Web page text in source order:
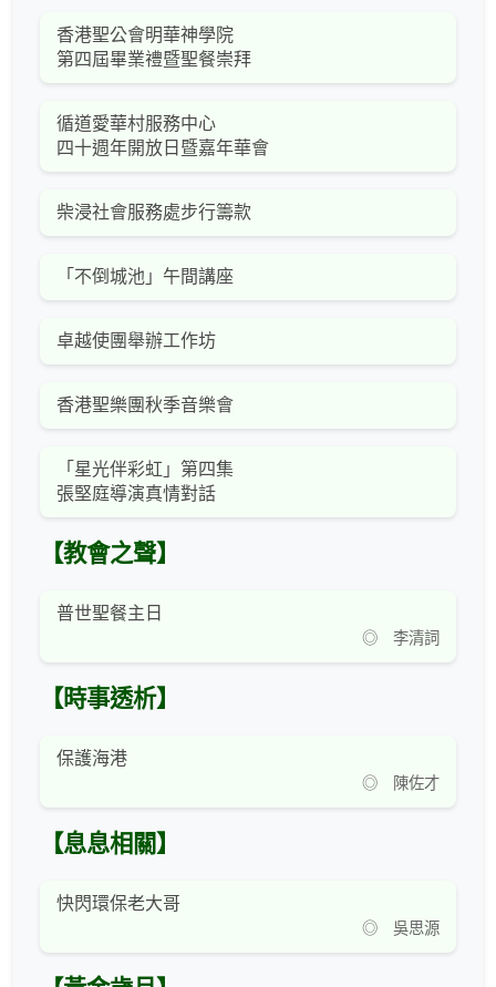
香港聖公會明華神學院
第四屆畢業禮暨聖餐崇拜
循道愛華村服務中心
四十週年開放日暨嘉年華會
柴浸社會服務處步行籌款
「不倒城池」午間講座
卓越使團舉辦工作坊
香港聖樂團秋季音樂會
「星光伴彩虹」第四集
張堅庭導演真情對話
【教會之聲】
普世聖餐主日
◎ 李清詞
【時事透析】
保護海港
◎ 陳佐才
【息息相關】
快閃環保老大哥
◎ 吳思源